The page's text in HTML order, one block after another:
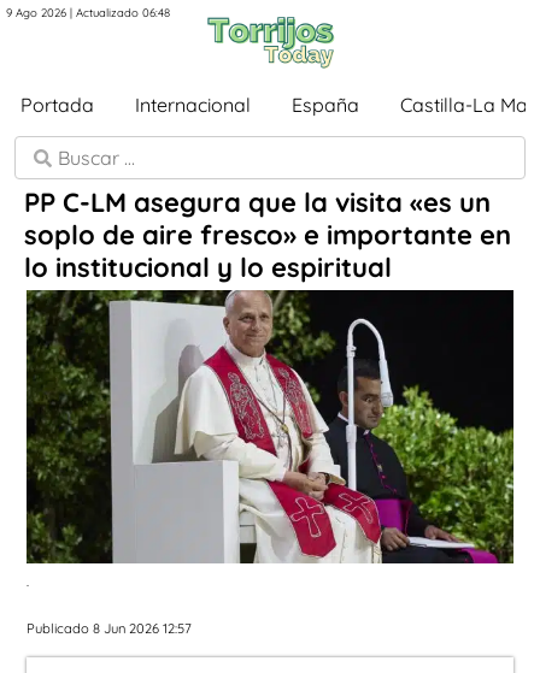
9 Ago 2026 | Actualizado 06:48
Portada Internacional España Castilla-La
PP C-LM asegura que la visita «es un
soplo de aire fresco» e importante en
lo institucional y lo espiritual
.
Publicado 8 Jun 2026 12:57